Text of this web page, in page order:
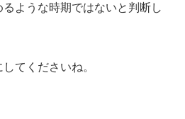
ような時期ではないと判断し
てくださいね。